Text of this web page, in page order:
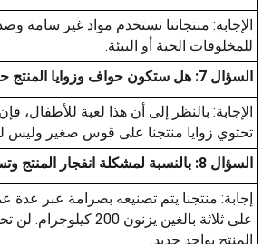
الإجابة: منتجاتنا تستخدم مواد غير سامة
للمخلوقات الحية أو البيئة.
السؤال 7: هل ستكون حواف وزوايا المنتج حادة؟
الإجابة: بالنظر إلى أن هذا لعبة
تحتوي زوايا منتجنا على قوس صغير وليس
السؤال 8: بالنسبة لمشكلة انفجار المنتج وتسربه؟
إجابة: منتجنا يتم تصنيعه بصرامة عبر
على ثلاثة بالغين
المنتج بواحد جديد.